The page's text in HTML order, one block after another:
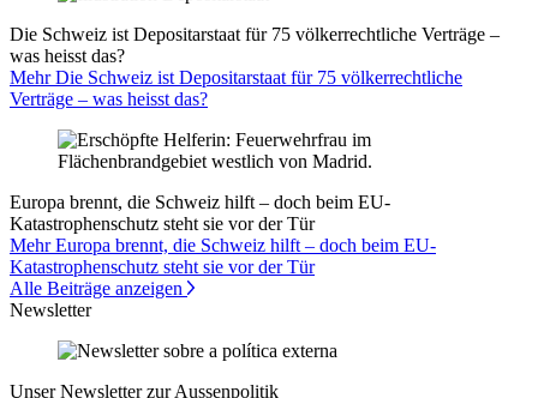
Die Schweiz ist Depositarstaat für 75 völkerrechtliche Verträge –
was heisst das?
Mehr Die Schweiz ist Depositarstaat für 75 völkerrechtliche
Verträge – was heisst das?
Europa brennt, die Schweiz hilft – doch beim EU-
Katastrophenschutz steht sie vor der Tür
Mehr Europa brennt, die Schweiz hilft – doch beim EU-
Katastrophenschutz steht sie vor der Tür
Alle Beiträge anzeigen
Newsletter
Unser Newsletter zur Aussenpolitik